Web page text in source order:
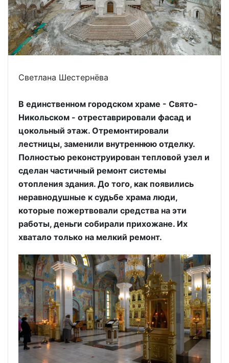
Светлана Шестернёва
В единственном городском храме - Свято-
Никольском - отреставрировали фасад и
цокольный этаж. Отремонтировали
лестницы, заменили внутреннюю отделку.
Полностью реконструирован тепловой узел и
сделан частичный ремонт системы
отопления здания. До того, как появились
неравнодушные к судьбе храма люди,
которые пожертвовали средства на эти
работы, деньги собирали прихожане. Их
хватало только на мелкий ремонт.